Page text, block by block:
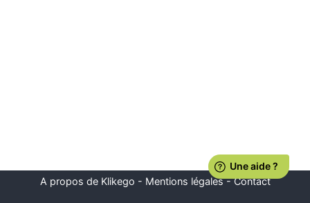
A propos de Klikego - Mentions légales-Contact